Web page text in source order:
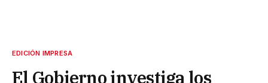
EDICIÓN IMPRESA
El Gobierno investiga los